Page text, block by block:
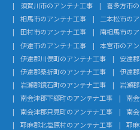
須賀川市のアンテナ工事
喜多方市
相馬市のアンテナ工事
二本松市の
田村市のアンテナ工事
南相馬市の
伊達市のアンテナ工事
本宮市のア
伊達郡川俣町のアンテナ工事
安達
伊達郡桑折町のアンテナ工事
伊達
岩瀬郡鏡石町のアンテナ工事
岩瀬
南会津郡下郷町のアンテナ工事
南
南会津郡只見町のアンテナ工事
南
耶麻郡北塩原村のアンテナ工事
耶